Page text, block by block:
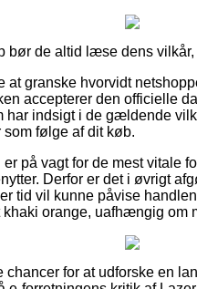
bør de altid læse dens
at granske hvorvidt
accepterer den officielle
har indsigt i de gældende
følge af dit køb.
på vagt for de mest vitale
Derfor er det i øvrigt
tid vil kunne påvise
orange, uafhængig om
for at udforske en